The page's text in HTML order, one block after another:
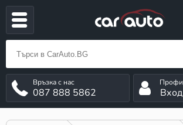
087 888 5862 Вход